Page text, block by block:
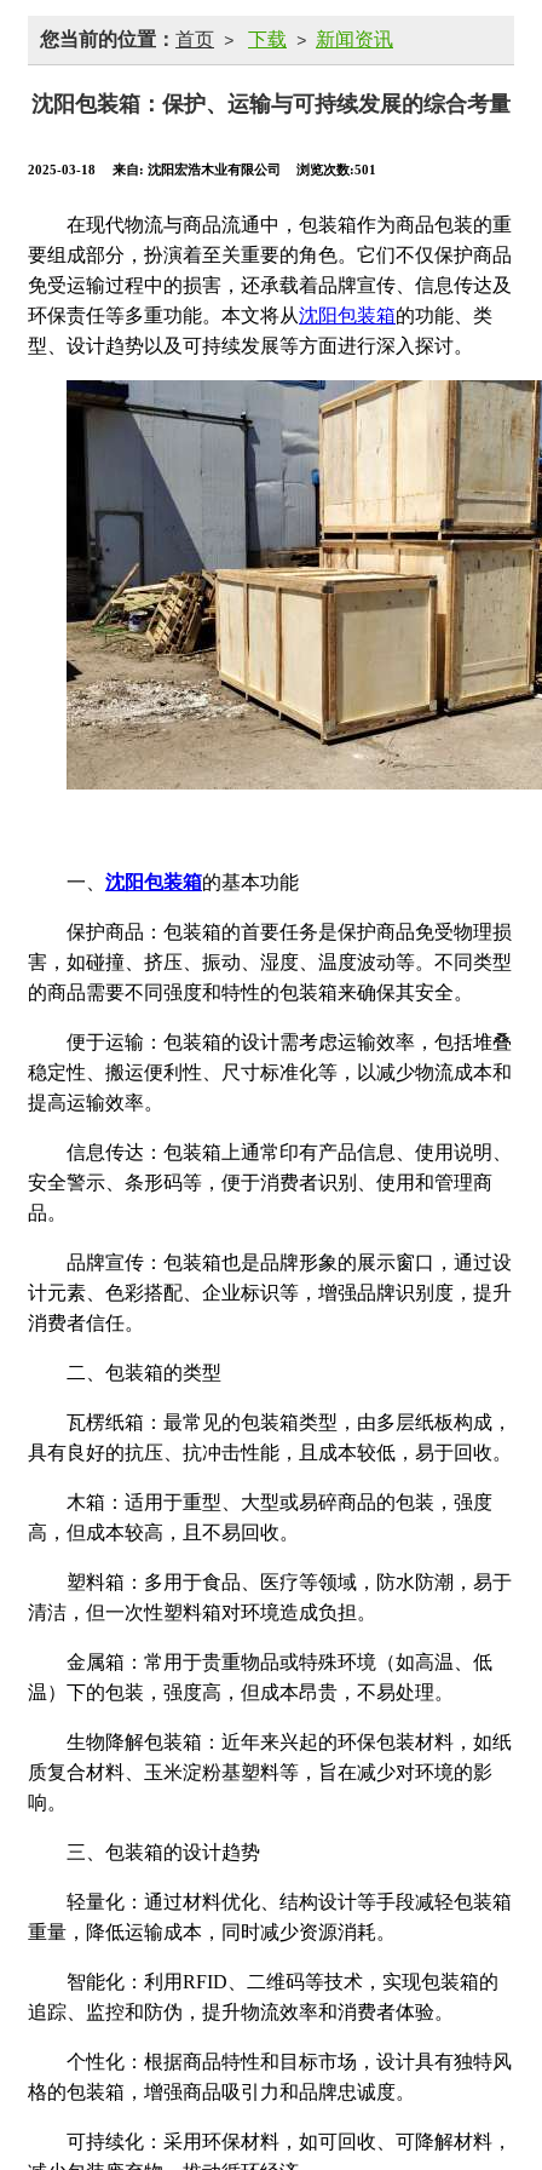
您当前的位置： 首页 > 下载 > 新闻资讯
沈阳包装箱：保护、运输与可持续发展的综合考量
2025-03-18 来自: 沈阳宏浩木业有限公司 浏览次数:501
在现代物流与商品流通中，包装箱作为商品包装的重
要组成部分，扮演着至关重要的角色。它们不仅保护商品
免受运输过程中的损害，还承载着品牌宣传、信息传达及
环保责任等多重功能。本文将从沈阳包装箱的功能、类
型、设计趋势以及可持续发展等方面进行深入探讨。
一、 沈阳包装箱的基本功能
保护商品：包装箱的首要任务是保护商品免受物理损
害，如碰撞、挤压、振动、湿度、温度波动等。不同类型
的商品需要不同强度和特性的包装箱来确保其安全。
便于运输：包装箱的设计需考虑运输效率，包括堆叠
稳定性、搬运便利性、尺寸标准化等，以减少物流成本和
提高运输效率。
信息传达：包装箱上通常印有产品信息、使用说明、
安全警示、条形码等，便于消费者识别、使用和管理商
品。
品牌宣传：包装箱也是品牌形象的展示窗口，通过设
计元素、色彩搭配、企业标识等，增强品牌识别度，提升
消费者信任。
二、包装箱的类型
瓦楞纸箱：最常见的包装箱类型，由多层纸板构成，
具有良好的抗压、抗冲击性能，且成本较低，易于回收。
木箱：适用于重型、大型或易碎商品的包装，强度
高，但成本较高，且不易回收。
塑料箱：多用于食品、医疗等领域，防水防潮，易于
清洁，但一次性塑料箱对环境造成负担。
金属箱：常用于贵重物品或特殊环境（如高温、低
温）下的包装，强度高，但成本昂贵，不易处理。
生物降解包装箱：近年来兴起的环保包装材料，如纸
质复合材料、玉米淀粉基塑料等，旨在减少对环境的影
响。
三、包装箱的设计趋势
轻量化：通过材料优化、结构设计等手段减轻包装箱
重量，降低运输成本，同时减少资源消耗。
智能化：利用RFID、二维码等技术，实现包装箱的
追踪、监控和防伪，提升物流效率和消费者体验。
个性化：根据商品特性和目标市场，设计具有独特风
格的包装箱，增强商品吸引力和品牌忠诚度。
可持续化：采用环保材料，如可回收、可降解材料，